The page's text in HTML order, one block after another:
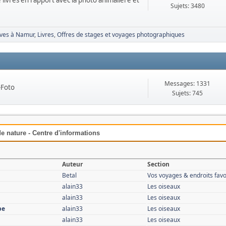
Sujets: 3480
à Namur Livres Offres de stages et voyages photographiques
Messages: 1331
Sujets: 745
nature - Centre d'informations
Auteur
Section
Betal
Vos voyages & endroits
alain33
Les oiseaux
alain33
Les oiseaux
alain33
Les oiseaux
alain33
Les oiseaux